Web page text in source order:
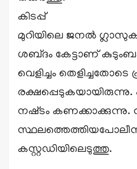
കിടപ്പ്
മുറിയിലെ ജനൽ
ശബ്‌ദം കേട്ടാണ്
വെളിച്ചം തെളിച്ചതോടെ
നഷ്‌ടം കണക്കാക്കുന്നു.
കസ്റ്റഡിയിലെടുത്തു.